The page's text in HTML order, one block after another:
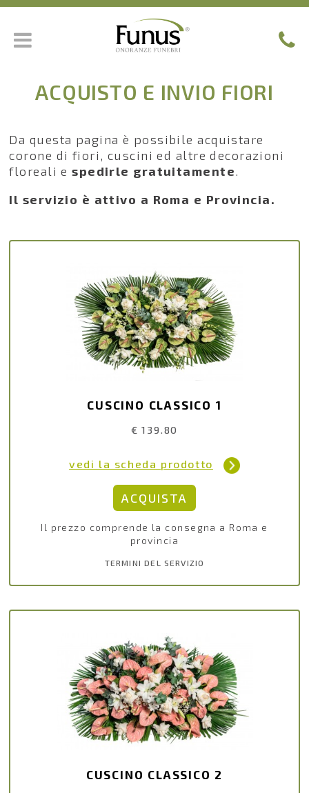
ACQUISTO E INVIO FIORI
Da questa pagina è possibile acquistare
corone di fiori, cuscini ed altre decorazioni
floreali espedirle gratuitamente.
Il servizio è attivo a Roma e Provincia.
CUSCINO CLASSICO 1
€ 139.80
vedi la scheda prodotto
Il prezzo comprende la consegna a Roma e
provincia
TERMINI DEL SERVIZIO
CUSCINO CLASSICO 2